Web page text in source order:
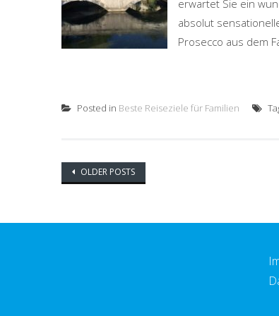
erwartet Sie ein
absolut
Prosecco aus dem
Posted in Beste Reiseziele für Familien
Posts
OLDER POSTS